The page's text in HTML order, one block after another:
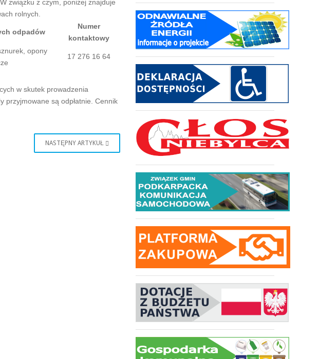
związku z czym, poniżej znajduje
rolnych.
odpadów
Numer
kontaktowy
opony
17 276 16 64
w skutek prowadzenia
przyjmowane są odpłatnie. Cennik
NASTĘPNY ARTYKUŁ